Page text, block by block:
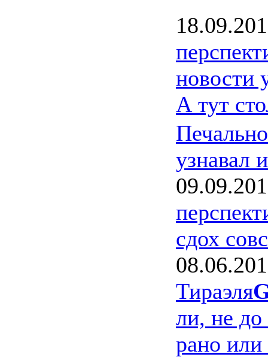
новости
А тут
узнавал
сдох
Тираэля
ли, не до
рано